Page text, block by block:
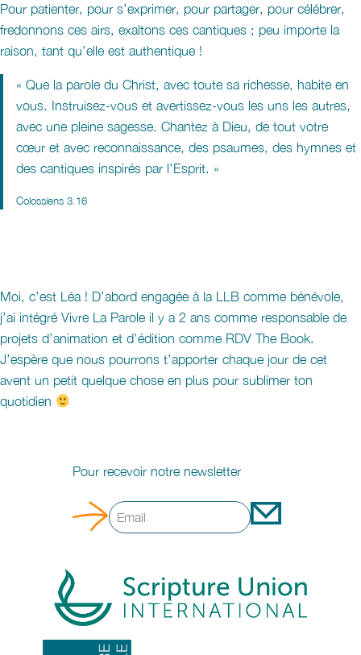
Pour patienter, pour s’exprimer, pour partager, pour célébrer,
fredonnons ces airs, exaltons ces cantiques ; peu importe la
raison, tant qu’elle est authentique !
« Que la parole du Christ, avec toute sa richesse, habite en
vous. Instruisez-vous et avertissez-vous les uns les autres,
avec une pleine sagesse. Chantez à Dieu, de tout votre
cœur et avec reconnaissance, des psaumes, des hymnes et
des cantiques inspirés par l’Esprit. »
Colossiens 3.16
Moi, c’est Léa ! D’abord engagée à la LLB comme bénévole,
j’ai intégré Vivre La Parole il y a 2 ans comme responsable de
projets d’animation et d’édition comme RDV The Book.
J’espère que nous pourrons t’apporter chaque jour de cet
avent un petit quelque chose en plus pour sublimer ton
quotidien
Pour recevoir notre newsletter